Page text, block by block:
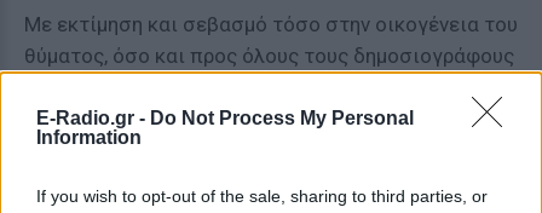
E-Radio.gr - Do Not Process My Personal
Information
If you wish to opt-out of the sale, sharing to third parties, or
Με εκτίμηση και σεβασμό τόσο στην οικογένεια του
θύματος, όσο και προς όλους τους δημοσιογράφους
Οι πληρεξούσιοι δικηγόροι